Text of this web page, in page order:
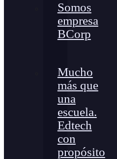
Somos
empresa
BCorp
Mucho
más que
una
escuela.
Edtech
con
propósito